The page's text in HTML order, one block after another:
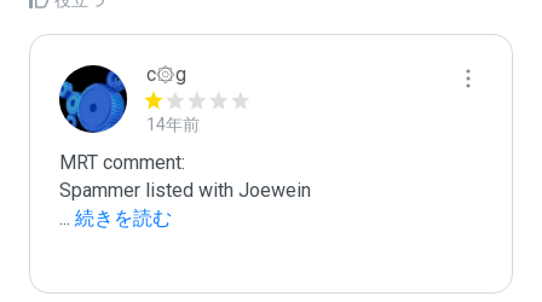
c۞g
14年前
MRT comment:
... 続きを読む